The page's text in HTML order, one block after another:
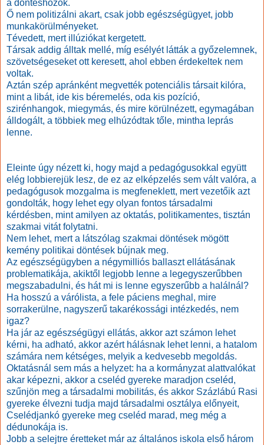
a döntéshozók.
Ő nem politizálni akart, csak jobb egészségügyet, jobb
munkakörülményeket.
Tévedett, mert illúziókat kergetett.
Társak addig álltak mellé, míg esélyét látták a győzelemnek,
szövetségeseket ott keresett, ahol ebben érdekeltek nem
voltak.
Aztán szép apránként megvették potenciális társait kilóra,
mint a libát, ide kis béremelés, oda kis pozíció,
szirénhangok, miegymás, és mire körülnézett, egymagában
álldogált, a többiek meg elhúzódtak tőle, mintha leprás
lenne.
Eleinte úgy nézett ki, hogy majd a pedagógusokkal együtt
elég lobbierejük lesz, de ez az elképzelés sem vált valóra, a
pedagógusok mozgalma is megfeneklett, mert vezetőik azt
gondolták, hogy lehet egy olyan fontos társadalmi
kérdésben, mint amilyen az oktatás, politikamentes, tisztán
szakmai vitát folytatni.
Nem lehet, mert a látszólag szakmai döntések mögött
kemény politikai döntések bújnak meg.
Az egészségügyben a négymilliós ballaszt ellátásának
problematikája, akiktől legjobb lenne a legegyszerűbben
megszabadulni, és hát mi is lenne egyszerűbb a halálnál?
Ha hosszú a várólista, a fele páciens meghal, mire
sorrakerülne, nagyszerű takarékossági intézkedés, nem
igaz?
Ha jár az egészségügyi ellátás, akkor azt számon lehet
kérni, ha adható, akkor azért hálásnak lehet lenni, a hatalom
számára nem kétséges, melyik a kedvesebb megoldás.
Oktatásnál sem más a helyzet: ha a kormányzat alattvalókat
akar képezni, akkor a cseléd gyereke maradjon cseléd,
szűnjön meg a társadalmi mobilitás, és akkor Százlábú Rasi
gyereke élvezni tudja majd társadalmi osztálya előnyeit,
Cselédjankó gyereke meg cseléd marad, meg még a
dédunokája is.
Jobb a selejtre éretteket már az általános iskola első három